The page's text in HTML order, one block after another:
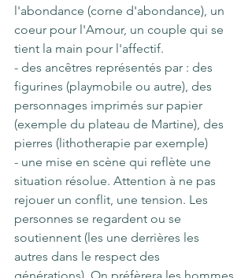
l'abondance (corne d'abondance), un
coeur pour l'Amour, un couple qui se
tient la main pour l'affectif.
- des ancêtres représentés par : des
figurines (playmobile ou autre), des
personnages imprimés sur papier
(exemple du plateau de Martine), des
pierres (lithotherapie par exemple)
- une mise en scène qui reflète une
situation résolue. Attention à ne pas
rejouer un conflit, une tension. Les
personnes se regardent ou se
soutiennent (les une derrières les
autres dans le respect des
générations). On préfèrera les hommes